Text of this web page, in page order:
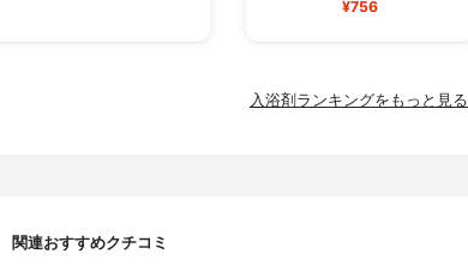
¥756
入浴剤ランキングをもっと見る
関連おすすめクチコミ